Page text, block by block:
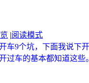
|阅读模式
9个坑，下面我说下
过车的基本都知道这